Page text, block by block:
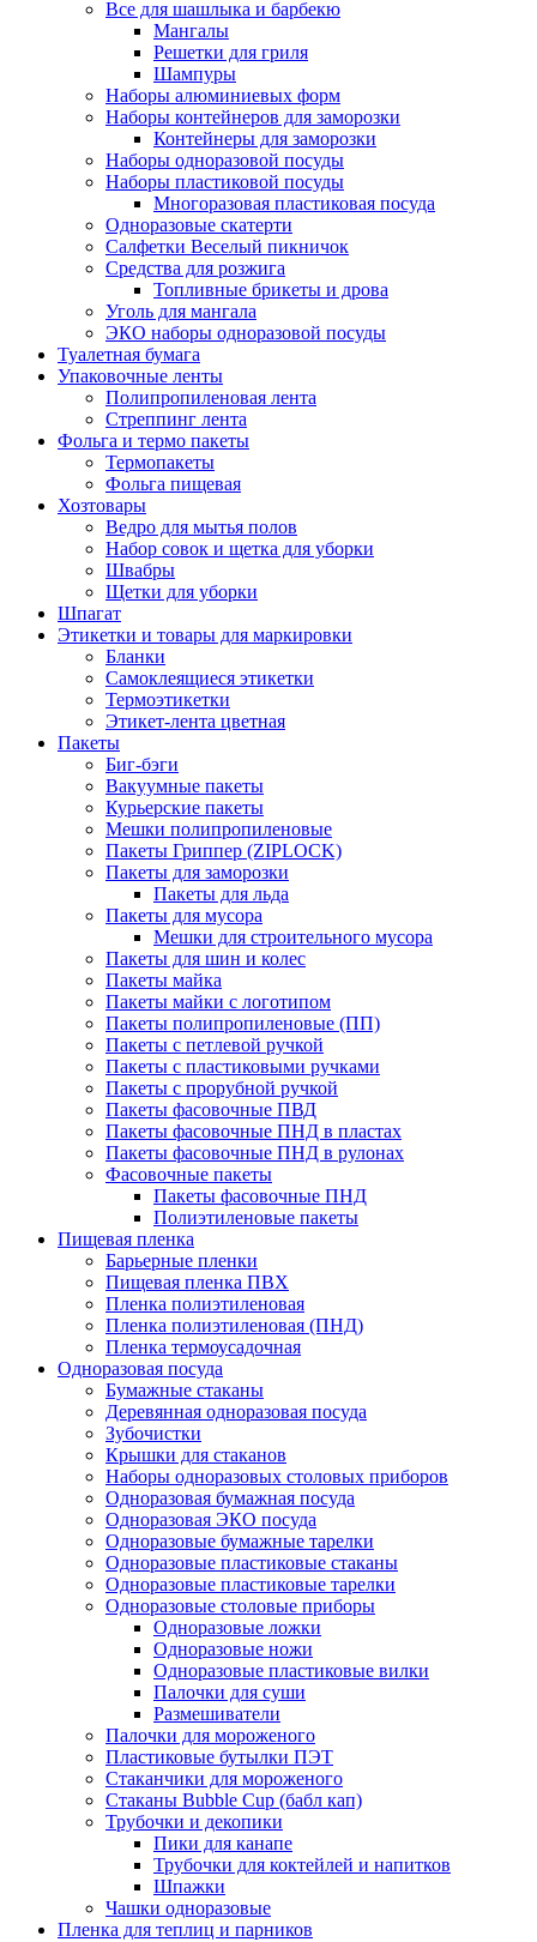
Все для шашлыка и барбекю
Мангалы
Решетки для гриля
Шампуры
Наборы алюминиевых форм
Наборы контейнеров для заморозки
Контейнеры для заморозки
Наборы одноразовой посуды
Наборы пластиковой посуды
Многоразовая пластиковая посуда
Одноразовые скатерти
Салфетки Веселый пикничок
Средства для розжига
Топливные брикеты и дрова
Уголь для мангала
ЭКО наборы одноразовой посуды
Туалетная бумага
Упаковочные ленты
Полипропиленовая лента
Стреппинг лента
Фольга и термо пакеты
Термопакеты
Фольга пищевая
Хозтовары
Ведро для мытья полов
Набор совок и щетка для уборки
Швабры
Щетки для уборки
Шпагат
Этикетки и товары для маркировки
Бланки
Самоклеящиеся этикетки
Термоэтикетки
Этикет-лента цветная
Пакеты
Биг-бэги
Вакуумные пакеты
Курьерские пакеты
Мешки полипропиленовые
Пакеты Гриппер (ZIPLOCK)
Пакеты для заморозки
Пакеты для льда
Пакеты для мусора
Мешки для строительного мусора
Пакеты для шин и колес
Пакеты майка
Пакеты майки с логотипом
Пакеты полипропиленовые (ПП)
Пакеты с петлевой ручкой
Пакеты с пластиковыми ручками
Пакеты с прорубной ручкой
Пакеты фасовочные ПВД
Пакеты фасовочные ПНД в пластах
Пакеты фасовочные ПНД в рулонах
Фасовочные пакеты
Пакеты фасовочные ПНД
Полиэтиленовые пакеты
Пищевая пленка
Барьерные пленки
Пищевая пленка ПВХ
Пленка полиэтиленовая
Пленка полиэтиленовая (ПНД)
Пленка термоусадочная
Одноразовая посуда
Бумажные стаканы
Деревянная одноразовая посуда
Зубочистки
Крышки для стаканов
Наборы одноразовых столовых приборов
Одноразовая бумажная посуда
Одноразовая ЭКО посуда
Одноразовые бумажные тарелки
Одноразовые пластиковые стаканы
Одноразовые пластиковые тарелки
Одноразовые столовые приборы
Одноразовые ложки
Одноразовые ножи
Одноразовые пластиковые вилки
Палочки для суши
Размешиватели
Палочки для мороженого
Пластиковые бутылки ПЭТ
Стаканчики для мороженого
Стаканы Bubble Cup (бабл кап)
Трубочки и декопики
Пики для канапе
Трубочки для коктейлей и напитков
Шпажки
Чашки одноразовые
Пленка для теплиц и парников